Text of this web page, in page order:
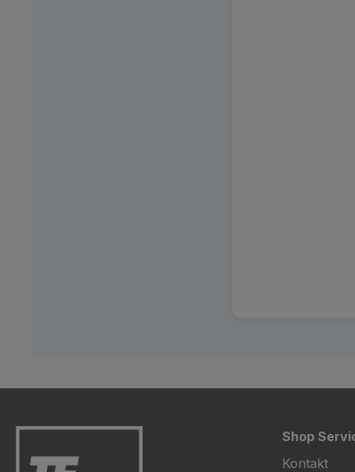
Shop
Kontakt